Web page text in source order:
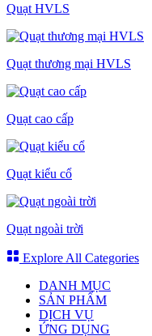
Quạt HVLS
Quạt thương mại HVLS
Quạt cao cấp
Quạt kiểu cổ
Quạt ngoài trời
Explore All Categories
DANH MỤC
SẢN PHẨM
DỊCH VỤ
ỨNG DỤNG